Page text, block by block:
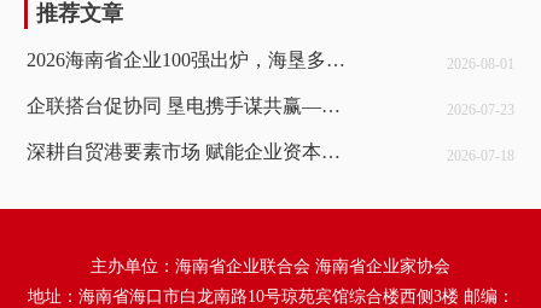
推荐文章
2026海南省企业100强出炉，海垦多家企业上榜 2026-08-01
企联搭台促协同 垦电携手谋共赢——包洪文带队走访海南电网深化央地国企战略合作 2026-07-23
深耕自贸港要素市场 赋能企业资本资源高效配置——海南企联女工委赴海南产交所开展考察交流活动 2026-07-18
主办单位：海南省企业联合会 海南省企业家协会
地址：海南省海口市白龙南路10号琼苑宾馆综合楼西侧3楼 邮编：